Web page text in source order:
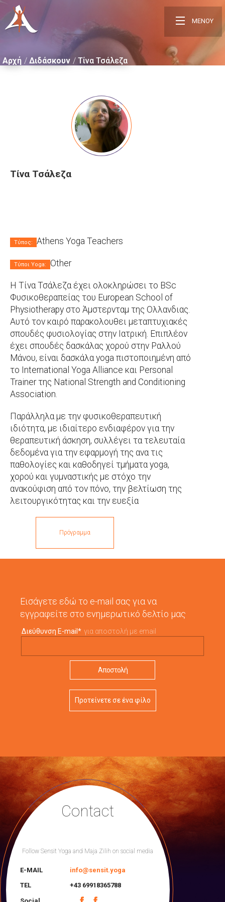
ΜΕΝΟΥ
Αρχή Διδάσκουν Τίνα Τσάλεζα
Τίνα Τσάλεζα
Τύπος: Athens Yoga Teachers
Τύποι Yoga: Other
Η Τίνα Τσάλεζα έχει ολοκληρώσει το ΒSc
Φυσικοθεραπείας του European School of
Physiotherapy στο Άμστερνταμ της Ολλανδιας.
Αυτό τον καιρό παρακολουθει μεταπτυχιακές
σπουδές φυσιολογίας στην Ιατρική. Επιπλέον
έχει σπουδές δασκάλας χορού στην Ραλλού
Μάνου, είναι δασκάλα yoga πιστοποιημένη από
το International Yoga Alliance και Personal
Trainer της National Strength and Conditioning
Association.
Παράλληλα με την φυσικοθεραπευτική
ιδιότητα, με ιδιαίτερο ενδιαφέρον για την
θεραπευτική άσκηση, συλλέγει τα τελευταία
δεδομένα για την εφαρμογή της ανα τις
παθολογίες και καθοδηγεί τμήματα yoga,
χορού και γυμναστικής με στόχο την
ανακούφιση από τον πόνο, την βελτίωση της
λειτουργικότητας και την ευεξία
Πρόγραμμα
Εισάγετε εδώ το e-mail σας για να
εγγραφείτε στο ενημερωτικό δελτίο μας
Διεύθυνση E-mail * για αποστολή με email
Προτείνετε σε ένα φίλο
Contact
Follow Sensit Yoga and Maja Zilih on social media
E-MAIL
info@sensit.yoga
TEL
+43 69918365788